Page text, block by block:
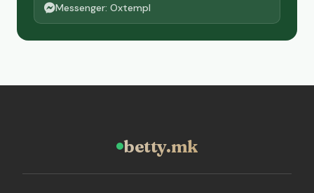
Messenger: Oxtempl
betty.mk